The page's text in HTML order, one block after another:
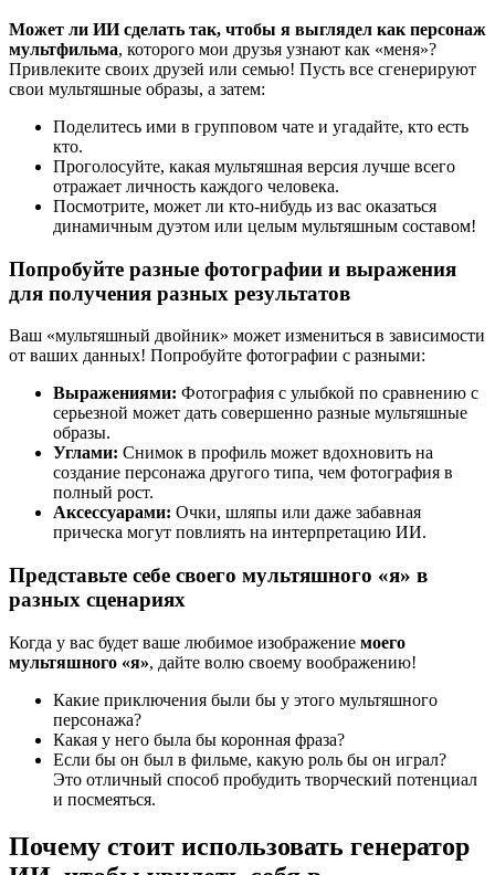
Может ли ИИ сделать так, чтобы я выглядел как персонаж
мультфильма, которого мои друзья узнают как «меня»?
Привлеките своих друзей или семью! Пусть все сгенерируют
свои мультяшные образы, а затем:
Поделитесь ими в групповом чате и угадайте, кто есть
кто.
Проголосуйте, какая мультяшная версия лучше всего
отражает личность каждого человека.
Посмотрите, может ли кто-нибудь из вас оказаться
динамичным дуэтом или целым мультяшным составом!
Попробуйте разные фотографии и выражения
для получения разных результатов
Ваш «мультяшный двойник» может измениться в зависимости
от ваших данных! Попробуйте фотографии с разными:
Выражениями: Фотография с улыбкой по сравнению с
серьезной может дать совершенно разные мультяшные
образы.
Углами: Снимок в профиль может вдохновить на
создание персонажа другого типа, чем фотография в
полный рост.
Аксессуарами: Очки, шляпы или даже забавная
прическа могут повлиять на интерпретацию ИИ.
Представьте себе своего мультяшного «я» в
разных сценариях
Когда у вас будет ваше любимое изображение моего
мультяшного «я», дайте волю своему воображению!
Какие приключения были бы у этого мультяшного
персонажа?
Какая у него была бы коронная фраза?
Если бы он был в фильме, какую роль бы он играл?
Это отличный способ пробудить творческий потенциал
и посмеяться.
Почему стоит использовать генератор